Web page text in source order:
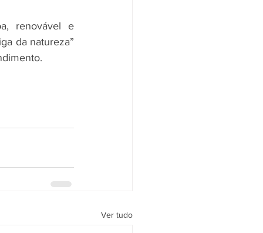
renovável e
da natureza”
Ver tudo